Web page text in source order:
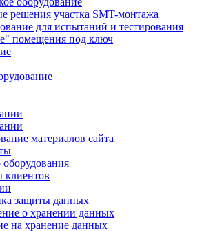
решения участка SMT-монтажа
для испытаний и тестирования
помещения под ключ
материалов сайта
защиты данных
о хранении данных
на хранение данных